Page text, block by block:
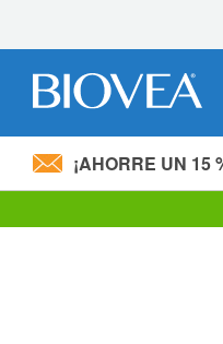
Nota:
¡AHORRE UN 15